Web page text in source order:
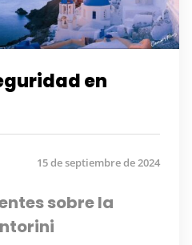
en
15 de septiembre de 2024
sobre la